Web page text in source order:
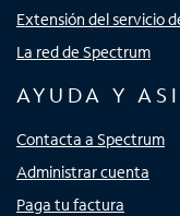
Extensión del servicio
La red de Spectrum
AYUDA Y
Contacta a Spectrum
Administrar cuenta
Paga tu factura